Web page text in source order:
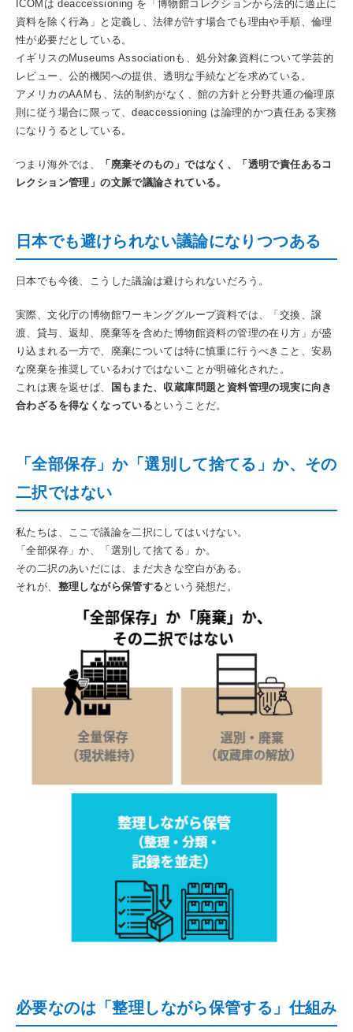
ICOMは deaccessioning を「博物館コレクションから法的に適正に
資料を除く行為」と定義し、法律が許す場合でも理由や手順、倫理
性が必要だとしている。
イギリスのMuseums Associationも、処分対象資料について学芸的
レビュー、公的機関への提供、透明な手続などを求めている。
アメリカのAAMも、法的制約がなく、館の方針と分野共通の倫理原
則に従う場合に限って、deaccessioning は論理的かつ責任ある実務
になりうるとしている。
つまり海外では、
「廃棄そのもの」ではなく、「透明で責任あるコ
レクション管理」の文脈で議論されている。
日本でも避けられない議論になりつつある
日本でも今後、こうした議論は避けられないだろう。
実際、文化庁の博物館ワーキンググループ資料では、「交換、譲
渡、貸与、返却、廃棄等を含めた博物館資料の管理の在り方」が盛
り込まれる一方で、廃棄については特に慎重に行うべきこと、安易
な廃棄を推奨しているわけではないことが明確化された。
これは裏を返せば、
国もまた、収蔵庫問題と資料管理の現実に向き
合わざるを得なくなっている ということだ。
「全部保存」か「選別して捨てる」か、その
二択ではない
私たちは、ここで議論を二択にしてはいけない。
「全部保存」か、「選別して捨てる」か。
その二択のあいだには、まだ大きな空白がある。
それが、 整理しながら保管する という発想だ。
必要なのは「整理しながら保管する」仕組み